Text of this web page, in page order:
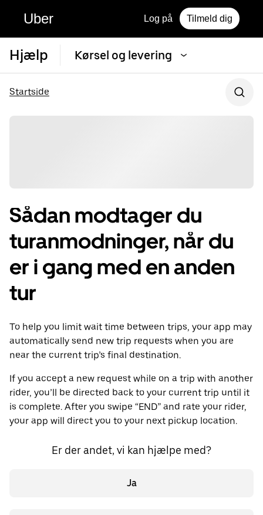
Uber Log på Tilmeld dig
Hjælp Kørsel og levering
Startside
Sådan modtager du
turanmodninger, når du
er i gang med en anden
tur
To help you limit wait time between trips, your app may
automatically send new trip requests when you are
near the current trip’s final destination.
If you accept a new request while on a trip with another
rider, you’ll be directed back to your current trip until it
is complete. After you swipe “END” and rate your rider,
your app will direct you to your next pickup location.
Er der andet, vi kan hjælpe med?
Ja